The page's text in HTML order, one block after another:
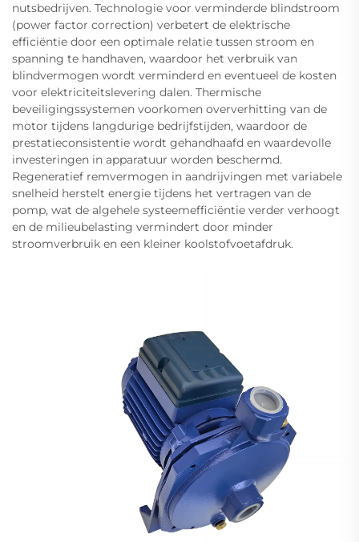
nutsbedrijven. Technologie voor verminderde blindstroom
(power factor correction) verbetert de elektrische
efficiëntie door een optimale relatie tussen stroom en
spanning te handhaven, waardoor het verbruik van
blindvermogen wordt verminderd en eventueel de kosten
voor elektriciteitslevering dalen. Thermische
beveiligingssystemen voorkomen oververhitting van de
motor tijdens langdurige bedrijfstijden, waardoor de
prestatieconsistentie wordt gehandhaafd en waardevolle
investeringen in apparatuur worden beschermd.
Regeneratief remvermogen in aandrijvingen met variabele
snelheid herstelt energie tijdens het vertragen van de
pomp, wat de algehele systeemefficiëntie verder verhoogt
en de milieubelasting vermindert door minder
stroomverbruik en een kleiner koolstofvoetafdruk.